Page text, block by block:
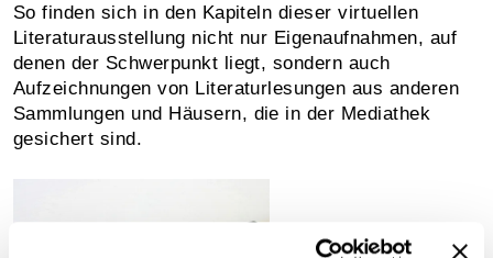
So finden sich in den Kapiteln dieser virtuellen
Literaturausstellung nicht nur Eigenaufnahmen, auf
denen der Schwerpunkt liegt, sondern auch
Aufzeichnungen von Literaturlesungen aus anderen
Sammlungen und Häusern, die in der Mediathek
gesichert sind.